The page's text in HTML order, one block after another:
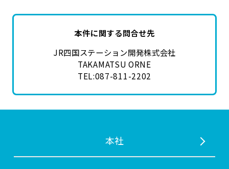
本件に関する問合せ先
JR四国ステーション開発株式会社
TAKAMATSU ORNE
TEL:087-811-2202
本社